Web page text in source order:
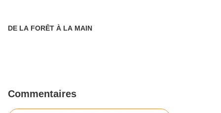
DE LA FORÊT À LA MAIN
Commentaires